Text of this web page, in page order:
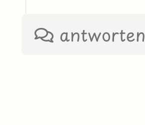
antworten